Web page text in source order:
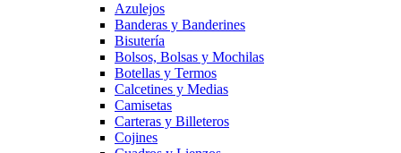
Azulejos
Banderas y Banderines
Bisutería
Bolsos, Bolsas y Mochilas
Botellas y Termos
Calcetines y Medias
Camisetas
Carteras y Billeteros
Cojines